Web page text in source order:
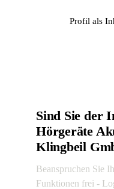
Profil als
Sind Sie der
Hörgeräte
Klingbeil
Beanspruchen Sie
Funktionen frei -